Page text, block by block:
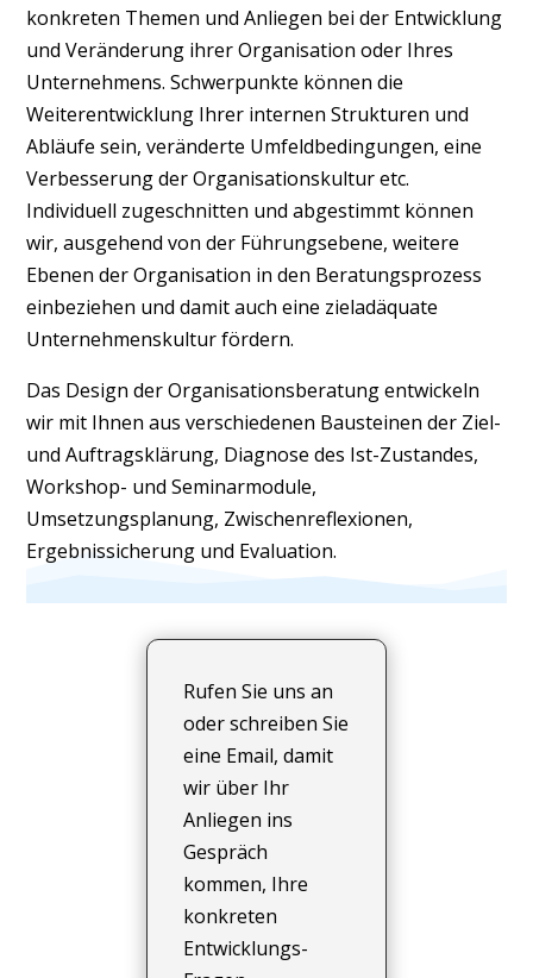
konkreten Themen und Anliegen bei der Entwicklung
und Veränderung ihrer Organisation oder Ihres
Unternehmens. Schwerpunkte können die
Weiterentwicklung Ihrer internen Strukturen und
Abläufe sein, veränderte Umfeldbedingungen, eine
Verbesserung der Organisationskultur etc.
Individuell zugeschnitten und abgestimmt können
wir, ausgehend von der Führungsebene, weitere
Ebenen der Organisation in den Beratungsprozess
einbeziehen und damit auch eine zieladäquate
Unternehmenskultur fördern.
Das Design der Organisationsberatung entwickeln
wir mit Ihnen aus verschiedenen Bausteinen der Ziel-
und Auftragsklärung, Diagnose des Ist-Zustandes,
Workshop- und Seminarmodule,
Umsetzungsplanung, Zwischenreflexionen,
Ergebnissicherung und Evaluation.
Rufen Sie uns an
oder schreiben Sie
eine Email, damit
wir über Ihr
Anliegen ins
Gespräch
kommen, Ihre
konkreten
Entwicklungs-